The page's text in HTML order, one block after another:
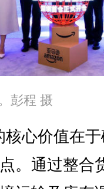
彭程 摄
心价值在于
。通过整合